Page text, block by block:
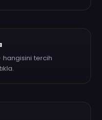
hangisini tercih